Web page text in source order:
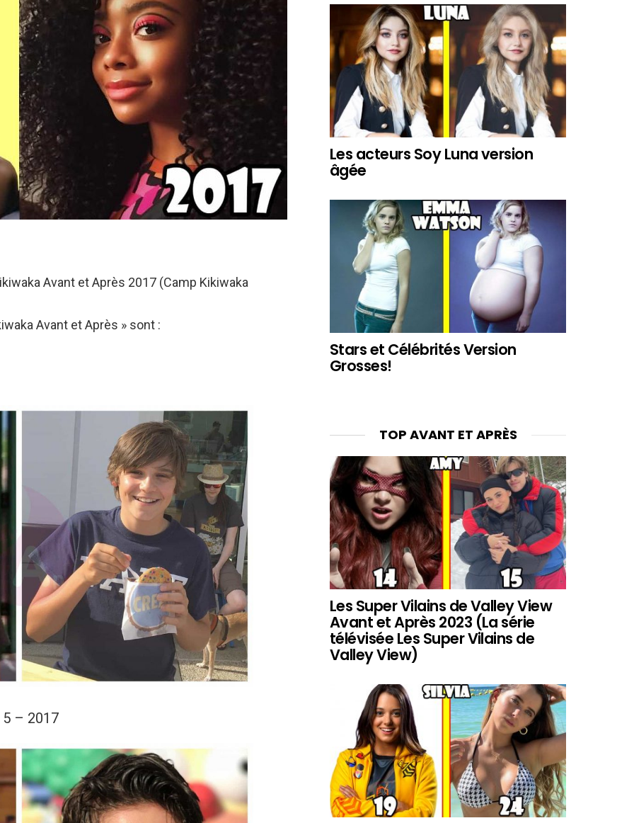
Avant et Après 2017 (Camp Kikiwaka
Avant et Après » sont :
– 2017
Les acteurs Soy Luna version
âgée
Stars et Célébrités Version
Grosses!
TOP AVANT ET APRÈS
Les Super Vilains de Valley View
Avant et Après 2023 (La série
télévisée Les Super Vilains de
Valley View)